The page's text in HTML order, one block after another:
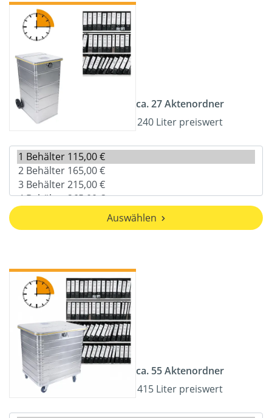
ca. 27 Aktenordner
240 Liter preiswert
Auswählen
ca. 55 Aktenordner
415 Liter preiswert